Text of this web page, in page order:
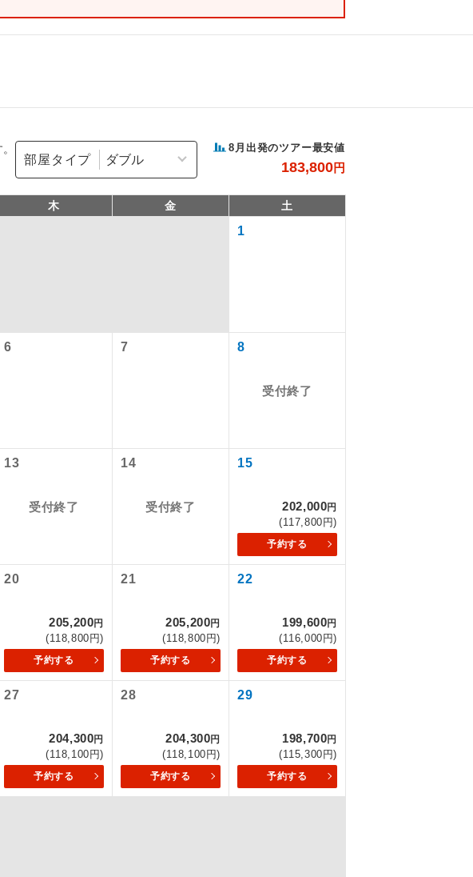
部屋タイプ
8 月出発のツアー最安値
183,800円
木 金 土
1
6 7 8
受付終了
13
受付終了
14
受付終了
15
202,000円
(117,800円)
予約する
20
205,200円
(118,800円)
予約する
21
205,200円
(118,800円)
予約する
22
199,600円
(116,000円)
予約する
27
204,300円
(118,100円)
予約する
28
204,300円
(118,100円)
予約する
29
198,700円
(115,300円)
予約する
ーです。
ンターでのお申し込みはできま
日出発空港（駅）まで添乗員が
の観光案内があります。
化遺産や自然遺産を訪ねるコー
スです。
す。
ています。
ので、お食事の心配はいりませ